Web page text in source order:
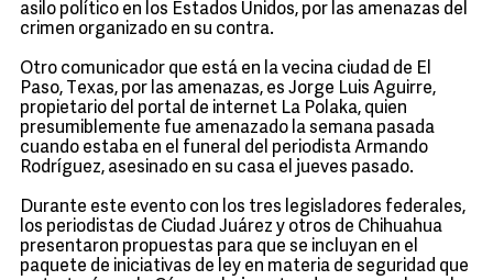
asilo político en los Estados Unidos, por las amenazas del
crimen organizado en su contra.
Otro comunicador que está en la vecina ciudad de El
Paso, Texas, por las amenazas, es Jorge Luis Aguirre,
propietario del portal de internet La Polaka, quien
presumiblemente fue amenazado la semana pasada
cuando estaba en el funeral del periodista Armando
Rodríguez, asesinado en su casa el jueves pasado.
Durante este evento con los tres legisladores federales,
los periodistas de Ciudad Juárez y otros de Chihuahua
presentaron propuestas para que se incluyan en el
paquete de iniciativas de ley en materia de seguridad que